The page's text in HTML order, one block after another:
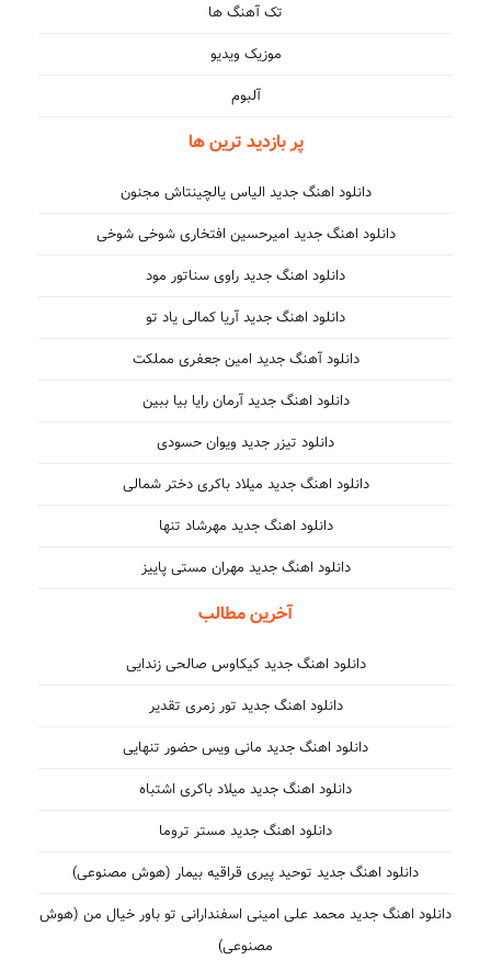
تک آهنگ ها
موزیک ویدیو
آلبوم
پر بازدید ترین ها
دانلود اهنگ جدید الیاس یالچینتاش مجنون
دانلود اهنگ جدید امیرحسین افتخاری شوخی شوخی
دانلود اهنگ جدید راوی سناتور مود
دانلود اهنگ جدید آریا کمالی یاد تو
دانلود آهنگ جدید امین جعفری مملکت
دانلود اهنگ جدید آرمان رایا بیا ببین
دانلود تیزر جدید ویوان حسودی
دانلود اهنگ جدید میلاد باکری دختر شمالی
دانلود اهنگ جدید مهرشاد تنها
دانلود اهنگ جدید مهران مستی پاییز
آخرین مطالب
دانلود اهنگ جدید کیکاوس صالحی زندایی
دانلود اهنگ جدید تور زمری تقدیر
دانلود اهنگ جدید مانی ویس حضور تنهایی
دانلود اهنگ جدید میلاد باکری اشتباه
دانلود اهنگ جدید مستر تروما
دانلود اهنگ جدید توحید پیری قراقیه بیمار (هوش مصنوعی)
دانلود اهنگ جدید محمد علی امینی اسفندارانی تو باور خیال من (هوش
مصنوعی)